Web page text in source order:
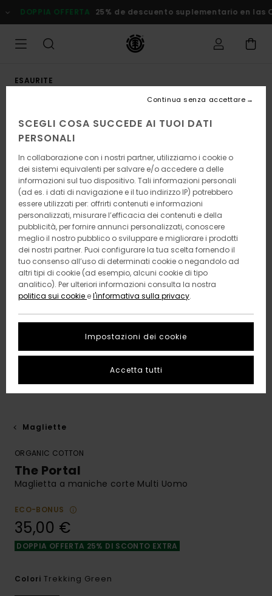
alle
informazioni
prodotto
DOPPIA OFFERTA 25% de descuento suplementario en las
ESAURITE
Magliette
ORGANIC COTTON
The Portal
Maglietta a maniche corte Multi Uomo
ECO-BONUS
35,00 €
DOPPIA OFFERTA 25% DI SCONTO EXTRA
Colori Trekking Green
SCEGLI COSA SUCCEDE AI TUOI DATI
PERSONALI
In collaborazione con i nostri partner, utilizziamo i cookie o
dei sistemi equivalenti per salvare e/o accedere a delle
informazioni sul tuo dispositivo. Tali informazioni personali
(ad es. i dati di navigazione e il tuo indirizzo IP) potrebbero
essere utilizzati per: offrirti contenuti e informazioni
personalizzati, misurare l’efficacia dei contenuti e della
pubblicità, per fornire annunci personalizzati, conoscere
meglio il nostro pubblico o sviluppare e migliorare i prodotti
dei nostri partner. Puoi configurare la tua scelta fornendo il
tuo consenso all’uso di determinati cookie o negandolo ad
altri tipi di cookie (ad esempio, alcuni cookie di tipo
analitico). Per ulteriori informazioni consulta la nostra
politica sui cookie el'informativa sulla privacy.
Impostazioni dei cookie
Continua senza accettare
Accetta tutti